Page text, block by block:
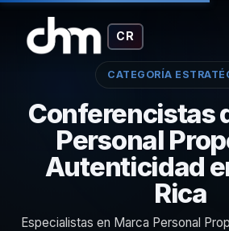
CR
CATEGORÍA
Conferencistas
Personal
Autenticidad
Rica
Especialistas en Marca Personal